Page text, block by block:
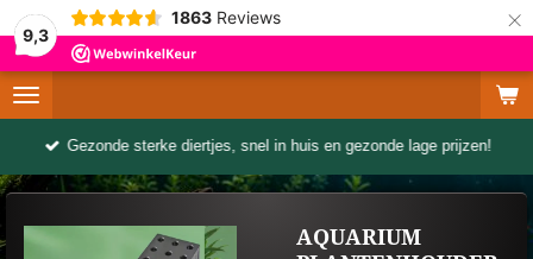
9,3
1863 Reviews ×
Gezonde sterke diertjes, snel in huis en gezonde lage prijzen!
AQUARIUM